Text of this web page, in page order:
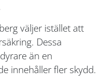
väljer istället att
Dessa
än en
innehåller fler skydd.